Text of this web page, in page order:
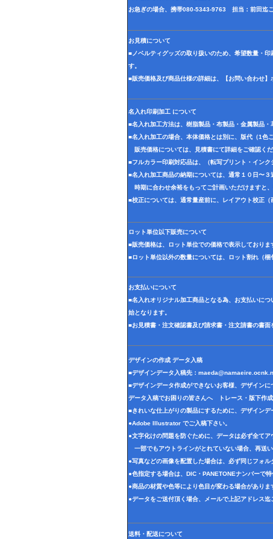
お急ぎの場合、携帯080-5343-9763 担当：前田迄ご
お見積について
■ノベルティグッズの取り扱いのため、希望数量・
す。
■販売価格及び商品仕様の詳細は、【お問い合わせ
名入れ印刷加工 について
■名入れ加工方法は、樹脂製品・布製品・金属製品・
■名入れ加工の場合、本体価格とは別に、版代（1色
販売価格については、見積書にて詳細をご確認くだ
■フルカラー印刷対応品は、（転写プリント・イン
■名入れ加工商品の納期については、通常１０日〜３
時期に合わせ余裕をもってご計画いただけますと、
■校正については、通常量産前に、レイアウト校正
ロット単位以下販売について
■販売価格は、ロット単位での価格で表示しておりま
■ロット単位以外の数量については、ロット割れ（
お支払いについて
■名入れオリジナル加工商品となる為、お支払いに
始となります。
■お見積書・注文確認書及び請求書・注文請書の書
デザインの作成 データ入稿
■デザインデータ入稿先：
■デザインデータ作成ができないお客様、デザイン
データ入稿でお困りの皆さんへ トレース・版下作
■きれいな仕上がりの製品にするために、デザイン
●Adobe Illustrator でご入稿下さい。
●文字化けの問題を防ぐために、データは必ず全てア
一部でもアウトラインがとれていない場合、再送
●写真などの画像を配置した場合は、必ず同じフォ
●色指定する場合は、DIC・PANETONEナンバーで特
●商品の材質や色等により色目が変わる場合がありま
●データをご送付頂く場合、メールで上記アドレス迄
送料・配送について